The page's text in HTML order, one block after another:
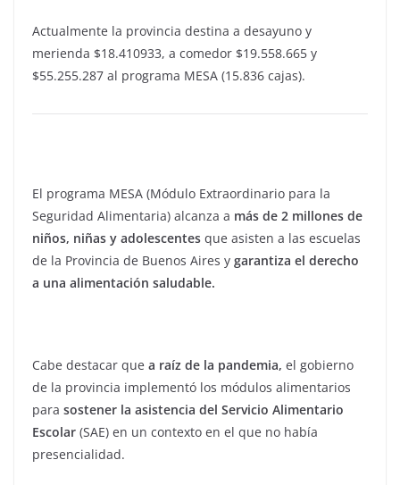
Actualmente la provincia destina a desayuno y
merienda $18.410933, a comedor $19.558.665 y
$55.255.287 al programa MESA (15.836 cajas).
El programa MESA (Módulo Extraordinario para la
Seguridad Alimentaria) alcanza a más de 2 millones de
niños, niñas y adolescentes que asisten a las escuelas
de la Provincia de Buenos Aires y garantiza el derecho
a una alimentación saludable.
Cabe destacar que a raíz de la pandemia, el gobierno
de la provincia implementó los módulos alimentarios
para sostener la asistencia del Servicio Alimentario
Escolar (SAE) en un contexto en el que no había
presencialidad.